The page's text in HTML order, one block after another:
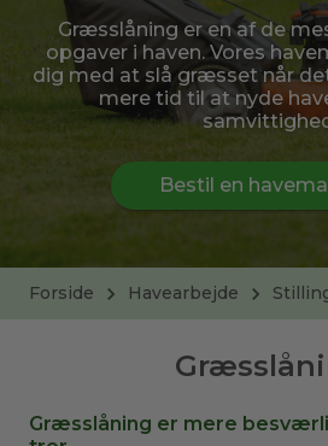
Græsslåning er en af de
opgaver i haven. Vores
dig med at slå græsset når
mere tid til at nyde
Bestil en
Forside Havearbejde
Græsslåning er mere